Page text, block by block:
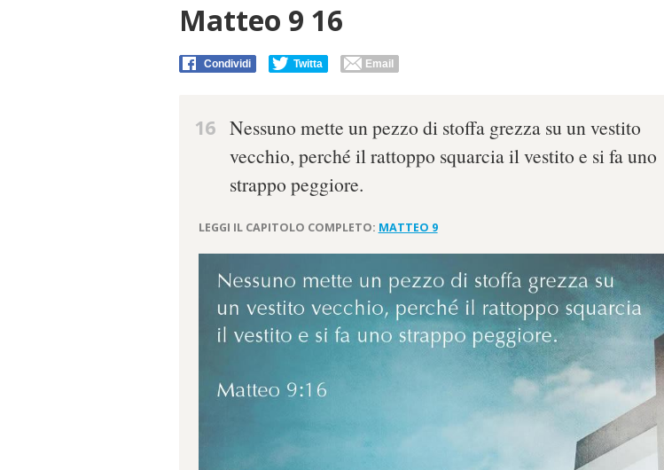
Matteo 9 16
Condividi Twitta Email
16 Nessuno mette un pezzo di stoffa grezza su un vestito
vecchio, perché il rattoppo squarcia il vestito e si fa uno
strappo peggiore.
LEGGI IL CAPITOLO COMPLETO: MATTEO 9